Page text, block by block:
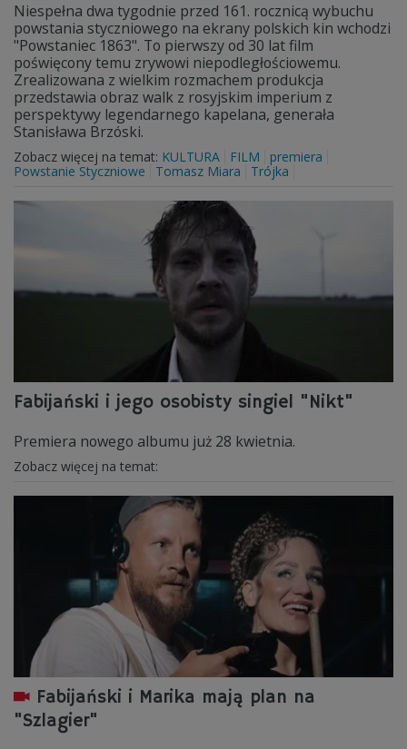
Niespełna dwa tygodnie przed 161. rocznicą wybuchu
powstania styczniowego na ekrany polskich kin wchodzi
"Powstaniec 1863". To pierwszy od 30 lat film
poświęcony temu zrywowi niepodległościowemu.
Zrealizowana z wielkim rozmachem produkcja
przedstawia obraz walk z rosyjskim imperium z
perspektywy legendarnego kapelana, generała
Stanisława Brzóski.
Zobacz więcej na temat: KULTURA FILM
premiera
Powstanie Styczniowe
Tomasz Miara Trójka
Fabijański i jego osobisty singiel "Nikt"
Premiera nowego albumu już 28 kwietnia.
Zobacz więcej na temat:
Fabijański i Marika mają plan na
"Szlagier"